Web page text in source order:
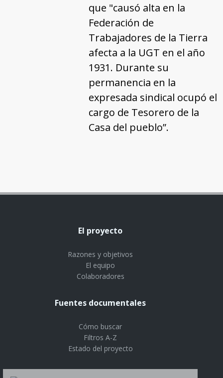
que "causó alta en la
Federación de
Trabajadores de la Tierra
afecta a la UGT en el año
1931. Durante su
permanencia en la
expresada sindical ocupó el
cargo de Tesorero de la
Casa del pueblo”.
El proyecto
Razones y objetivos
El equipo
Colaboradores
Fuentes documentales
Cómo buscar
Filtros A-Z
Estado del proyecto